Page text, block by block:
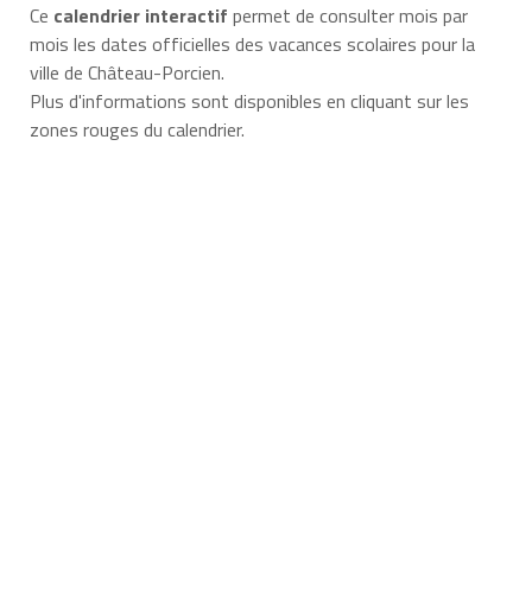
Ce calendrier interactif permet de consulter mois par
mois les dates officielles des vacances scolaires pour la
ville de Château-Porcien.
Plus d'informations sont disponibles en cliquant sur les
zones rouges du calendrier.